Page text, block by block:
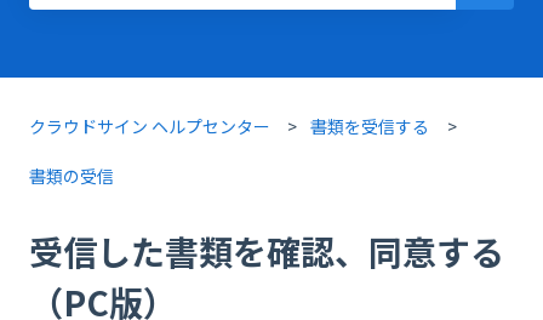
クラウドサイン ヘルプセンター 書類を受信する
書類の受信
受信した書類を確認、同意する
（PC版）